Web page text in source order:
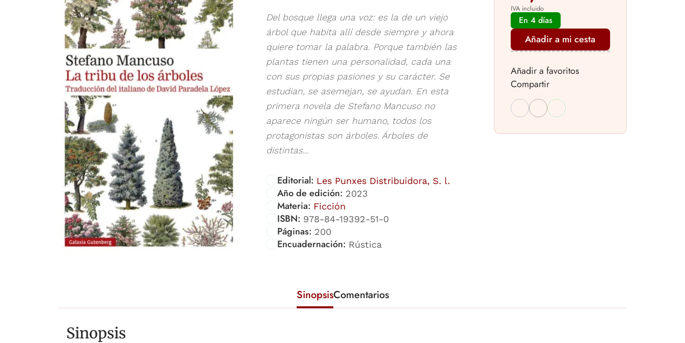
Del bosque llega una voz: es la de un viejo
árbol que habita allí desde siempre y ahora
quiere tomar la palabra. Porque también las
plantas tienen una personalidad, cada una
con sus propias pasiones y su carácter. Se
estudian, se asemejan, se ayudan. En esta
primera novela de Stefano Mancuso no
aparece ningún ser humano, todos los
protagonistas son árboles. Árboles de
distintas...
Editorial: Les Punxes Distribuidora, S. l.
Año de edición: 2023
Materia: Ficción
ISBN: 978-84-19392-51-0
Páginas: 200
Encuadernación: Rústica
IVA incluido
En 4 días
Añadir a mi cesta
Añadir a favoritos
Compartir
SinopsisComentarios
Sinopsis